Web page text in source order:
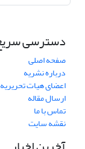
دسترسی
صفحه اصلی
درباره نشریه
اعضای هیات تحریریه
ارسال مقاله
تماس با ما
نقشه سایت